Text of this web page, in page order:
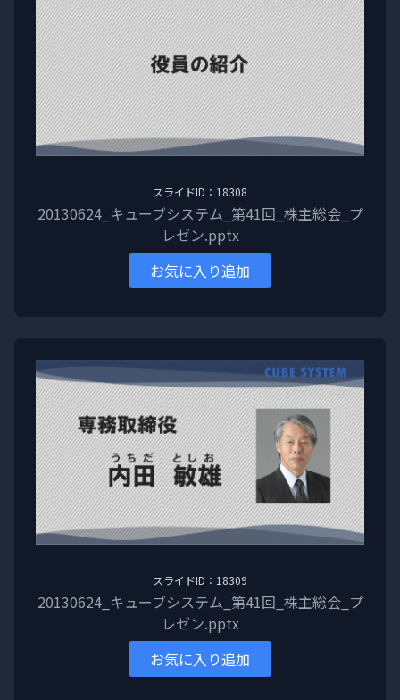
スライドID：18308
20130624_キューブシステム_第41回_株主総会_プ
レゼン.pptx
お気に入り追加
スライドID：18309
20130624_キューブシステム_第41回_株主総会_プ
レゼン.pptx
お気に入り追加